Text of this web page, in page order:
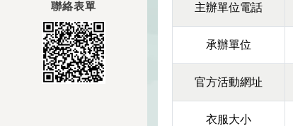
聯絡表單
主辦單位電話
承辦單位
官方活動網址
衣服大小